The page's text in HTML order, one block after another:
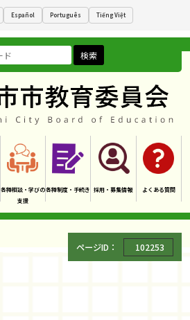
Español Português Tiếng Việt
検索
各種相談・学びの
支援
各種制度・手続き 採用・募集情報 よくある質問
ページID： 102253